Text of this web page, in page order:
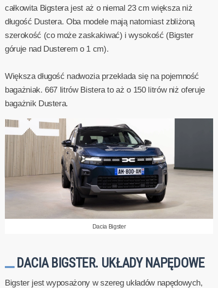
całkowita Bigstera jest aż o niemal 23 cm większa niż
długość Dustera. Oba modele mają natomiast zbliżoną
szerokość (co może zaskakiwać) i wysokość (Bigster
góruje nad Dusterem o 1 cm).
Większa długość nadwozia przekłada się na pojemność
bagażniak. 667 litrów Bistera to aż o 150 litrów niż oferuje
bagażnik Dustera.
Dacia Bigster
DACIA BIGSTER. UKŁADY NAPĘDOWE
Bigster jest wyposażony w szereg układów napędowych,